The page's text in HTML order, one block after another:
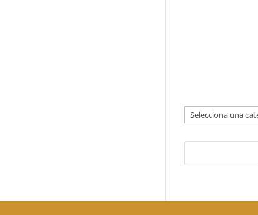
Selecciona
una
categoría